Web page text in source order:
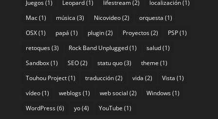
Juegos(1) Leopard(1) lifestream(2) localización(1)
Mac(1) música (3) Nicovideo(2) orquesta (1)
OSX(1) papá (1) plugin(2) Proyectos(2) PSP(1)
retoques(3) Rock Band Unplugged(1) salud(1)
Sandbox(1) SEO(2) statu quo(3) theme (1)
Touhou Project(1) traducción(2) vida (2) Vista (1)
vídeo(1) weblogs(1) web social (2) Windows(1)
WordPress(6) yo(4) YouTube (1)